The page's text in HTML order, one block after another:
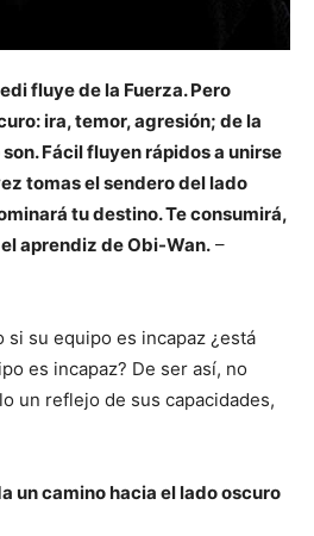
fluye de la Fuerza. Pero
ira, temor, agresión; de la
Fácil fluyen rápidos a unirse
tomas el sendero del lado
tu destino. Te consumirá,
aprendiz de Obi-Wan. –
si su equipo es incapaz ¿está
es incapaz? De ser así, no
un reflejo de sus capacidades,
un camino hacia el lado oscuro